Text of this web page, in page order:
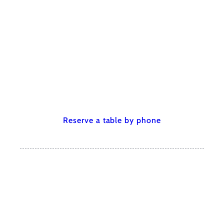
Reserve a table by phone